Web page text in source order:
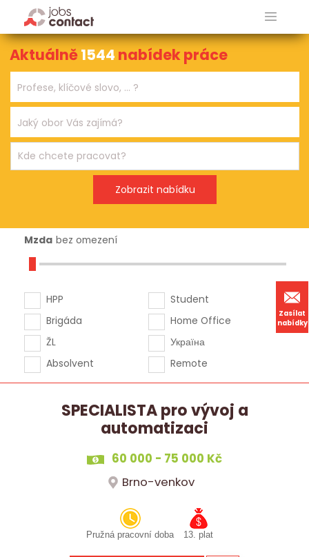
Zasílat
nabídky
Aktuálně1544 nabídek práce
Mzda bez omezení
HPP
Brigáda
ŽL
Absolvent
Student
Home Office
Україна
Remote
SPECIALISTA pro vývoj a
automatizaci
60 000 - 75 000 Kč
Brno-venkov
Pružná pracovní doba 13. plat